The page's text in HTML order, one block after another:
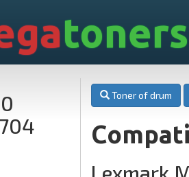
toners
Toner of drum